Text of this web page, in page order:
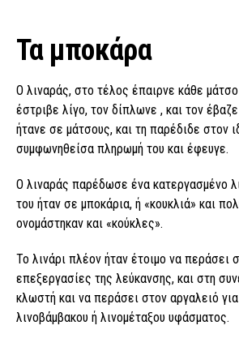
Τα μποκάρα
Ο λιναράς, στο τέλος έπαιρνε κάθε
έστριβε λίγο, τον δίπλωνε , και τον
ήτανε σε μάτσους, και τη παρέδιδε στον
συμφωνηθείσα πληρωμή του και έφευγε.
Ο λιναράς παρέδωσε ένα κατεργασμένο
του ήταν σε μποκάρια, ή «κουκλιά» και
ονομάστηκαν και «κούκλες».
Το λινάρι πλέον ήταν έτοιμο να περάσει
επεξεργασίες της λεύκανσης, και στη
κλωστή και να περάσει στον αργαλειό
λινοβάμβακου ή λινομέταξου υφάσματος.